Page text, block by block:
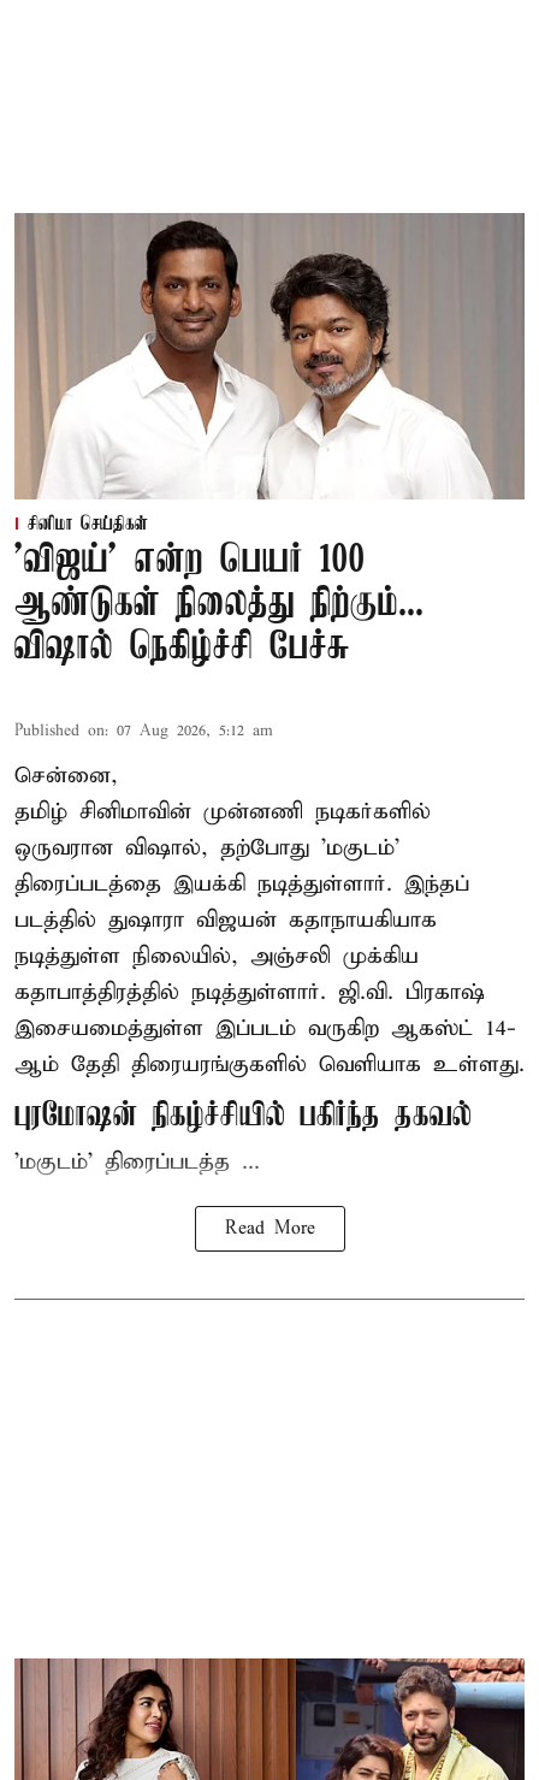
சினிமா செய்திகள்
'விஜய்' என்ற பெயர் 100
ஆண்டுகள் நிலைத்து நிற்கும்...
விஷால் நெகிழ்ச்சி பேச்சு
Published on: 07 Aug 2026, 5:12 am
சென்னை,
தமிழ் சினிமாவின் முன்னணி நடிகர்களில்
ஒருவரான விஷால், தற்போது 'மகுடம்'
திரைப்படத்தை இயக்கி நடித்துள்ளார். இந்தப்
படத்தில் துஷாரா விஜயன் கதாநாயகியாக
நடித்துள்ள நிலையில், அஞ்சலி முக்கிய
கதாபாத்திரத்தில் நடித்துள்ளார். ஜி.வி. பிரகாஷ்
இசையமைத்துள்ள இப்படம் வருகிற ஆகஸ்ட் 14-
ஆம் தேதி திரையரங்குகளில் வெளியாக உள்ளது.
புரமோஷன் நிகழ்ச்சியில் பகிர்ந்த தகவல்
'மகுடம்' திரைப்படத்த ...
Read More